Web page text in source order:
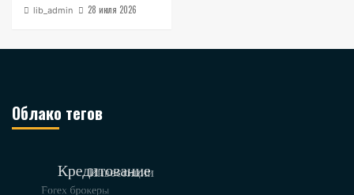
lib_admin 28 июля 2026
Облако тегов